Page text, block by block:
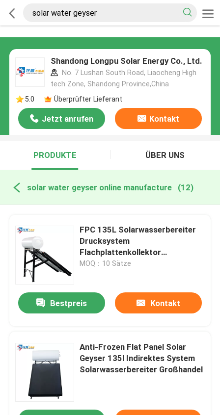
Shandong Longpu Solar Energy Co., Ltd.
No. 7 Lushan South Road, Liaocheng High
tech Zone, Shandong Province,China
5.0
Überprüfter Lieferant
Jetzt anrufen Kontakt
PRODUKTE ÜBER UNS
solar water geyser online manufacture (12)
FPC 135L Solarwasserbereiter
Drucksystem
Flachplattenkollektor
Solargeiser mit kostenloser
MOQ：10 Sätze
Bestpreis Kontakt
Anti-Frozen Flat Panel Solar
Geyser 135l Indirektes System
Solarwasserbereiter Großhandel